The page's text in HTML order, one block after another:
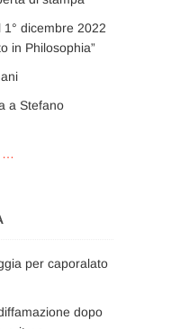
1° dicembre 2022
in Philosophia”
a Stefano
…
per caporalato
dopo